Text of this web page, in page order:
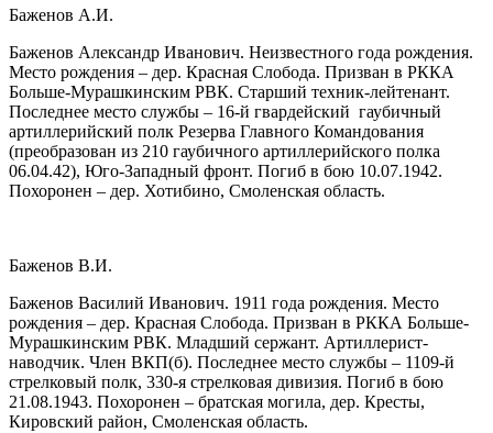
Баженов А.И.
Баженов Александр Иванович. Неизвестного года рождения.
Место рождения – дер. Красная Слобода. Призван в РККА
Больше-Мурашкинским РВК. Старший техник-лейтенант.
Последнее место службы – 16-й гвардейский гаубичный
артиллерийский полк Резерва Главного Командования
(преобразован из 210 гаубичного артиллерийского полка
06.04.42), Юго-Западный фронт. Погиб в бою 10.07.1942.
Похоронен – дер. Хотибино, Смоленская область.
Баженов В.И.
Баженов Василий Иванович. 1911 года рождения. Место
рождения – дер. Красная Слобода. Призван в РККА Больше-
Мурашкинским РВК. Младший сержант. Артиллерист-
наводчик. Член ВКП(б). Последнее место службы – 1109-й
стрелковый полк, 330-я стрелковая дивизия. Погиб в бою
21.08.1943. Похоронен – братская могила, дер. Кресты,
Кировский район, Смоленская область.